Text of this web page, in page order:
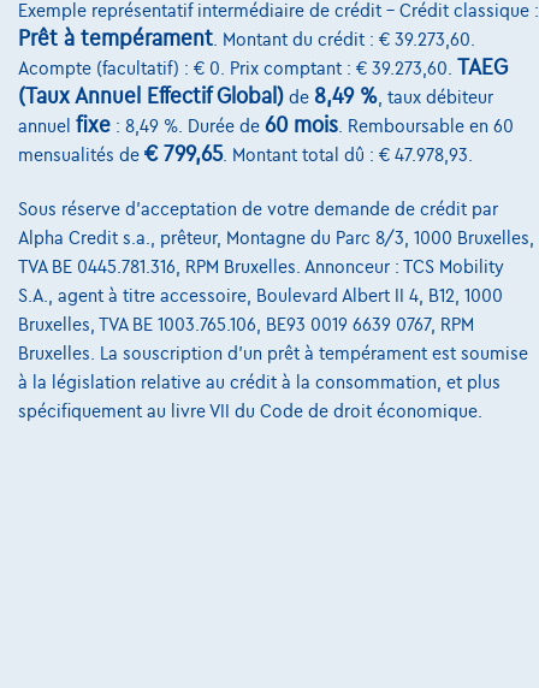
Exemple représentatif intermédiaire de crédit – Crédit classique :
Prêt à tempérament . Montant du crédit : € 39.273,60.
Acompte (facultatif) : € 0. Prix comptant : € 39.273,60. TAEG
(Taux Annuel Effectif Global) de 8,49 % , taux débiteur
annuel fixe : 8,49 %. Durée de 60 mois . Remboursable en 60
mensualités de € 799,65. Montant total dû : € 47.978,93.
Sous réserve d'acceptation de votre demande de crédit par
Alpha Credit s.a., prêteur, Montagne du Parc 8/3, 1000 Bruxelles,
TVA BE 0445.781.316, RPM Bruxelles. Annonceur : TCS Mobility
S.A., agent à titre accessoire, Boulevard Albert II 4, B12, 1000
Bruxelles, TVA BE 1003.765.106, BE93 0019 6639 0767, RPM
Bruxelles. La souscription d'un prêt à tempérament est soumise
à la législation relative au crédit à la consommation, et plus
spécifiquement au livre VII du Code de droit économique.
Qui nous sommes
Charte de qualité
Nos dealers
Nos partenaires
Notre équipe
Contact
@2024 TCS Mobility SA/NV Copyright
Conditions Générales